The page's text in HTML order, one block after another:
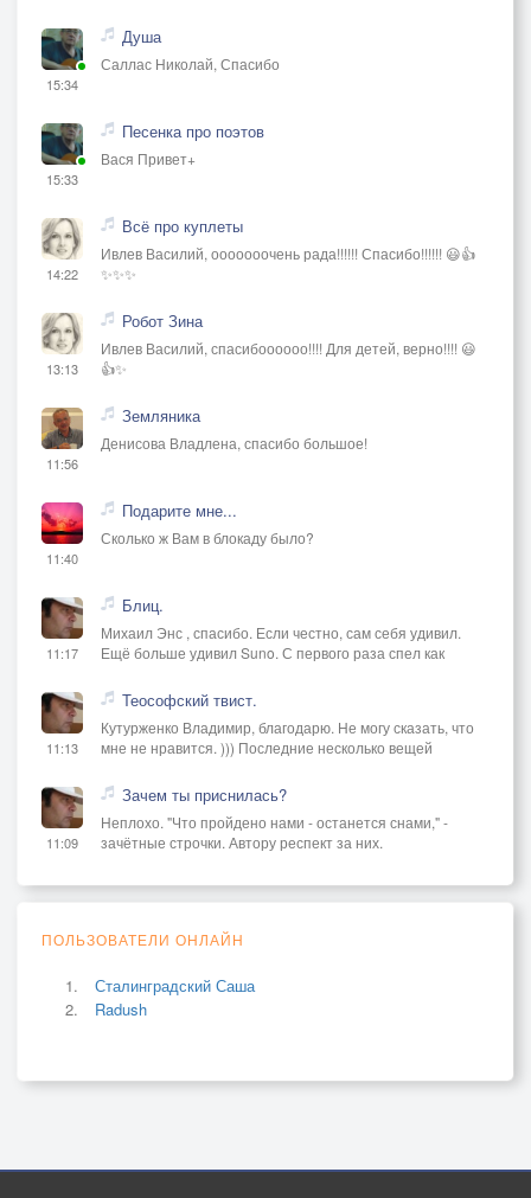
15:34
Душа
Саллас Николай, Спасибо
15:33
Песенка про поэтов
Вася Привет+
14:22
Всё про куплеты
Ивлев Василий, ооооооочень рада!!!!!! Спасибо!!!!!! 😃👍
✨✨✨
13:13
Робот Зина
Ивлев Василий, спасибоооооо!!!! Для детей, верно!!!! 😃
👍✨
11:56
Земляника
Денисова Владлена, спасибо большое!
11:40
Подарите мне...
Сколько ж Вам в блокаду было?
11:17
Блиц.
Михаил Энс , спасибо. Если честно, сам себя удивил.
Ещё больше удивил Suno. С первого раза спел как
11:13
Теософский твист.
Кутурженко Владимир, благодарю. Не могу сказать, что
мне не нравится. ))) Последние несколько вещей
11:09
Зачем ты приснилась?
Неплохо. "Что пройдено нами - останется снами," -
зачётные строчки. Автору респект за них.
ПОЛЬЗОВАТЕЛИ ОНЛАЙН
Сталинградский Саша
Radush